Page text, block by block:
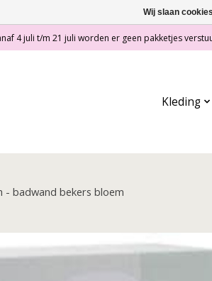
4 juli t/m 21 juli worden er geen pakketjes
Kleding
- badwand bekers bloem
image slideshow Items
Wij slaan